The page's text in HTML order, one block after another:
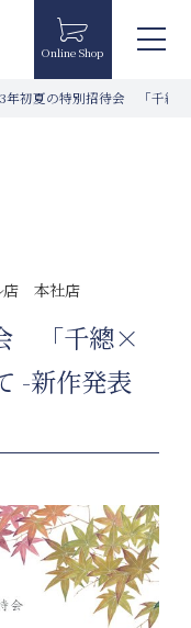
Online Shop
年初夏の特別招待会 「千總×
本社店
「千總×
-新作発表